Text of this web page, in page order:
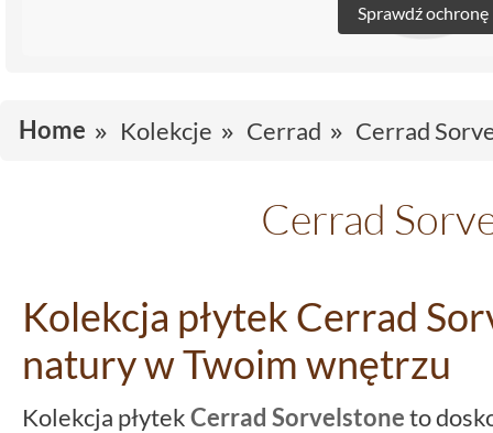
Sprawdź ochronę
Home Kolekcje Cerrad Cerrad
Cerrad
Kolekcja płytek Cerrad
natury w Twoim wnętrzu
Kolekcja płytekCerrad Sorvelstoneto